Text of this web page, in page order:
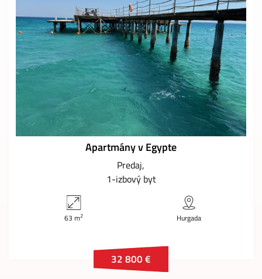
Apartmány v Egypte
Predaj
1-izbový byt
63 m2 Hurgada
32 800 €